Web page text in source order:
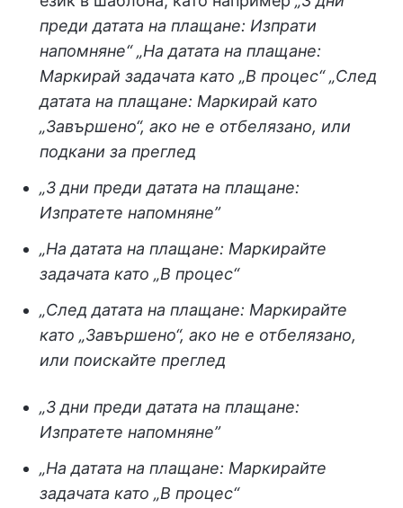
преди датата на плащане: Изпрати
напомняне“ „На датата на плащане:
Маркирай задачата като „В процес“ „След
датата на плащане: Маркирай като
„Завършено“, ако не е отбелязано, или
подкани за преглед
„3 дни преди датата на плащане:
Изпратете напомняне”
„На датата на плащане: Маркирайте
задачата като „В процес“
„След датата на плащане: Маркирайте
като „Завършено“, ако не е отбелязано,
или поискайте преглед
„3 дни преди датата на плащане:
Изпратете напомняне”
„На датата на плащане: Маркирайте
задачата като „В процес“